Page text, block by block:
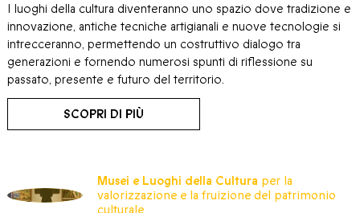
I luoghi della cultura diventeranno uno spazio dove tradizione e
innovazione, antiche tecniche artigianali e nuove tecnologie si
intrecceranno, permettendo un costruttivo dialogo tra
generazioni e fornendo numerosi spunti di riflessione su
passato, presente e futuro del territorio.
SCOPRI DI PIÙ
Musei e Luoghi della Cultura per la
valorizzazione e la fruizione del patrimonio